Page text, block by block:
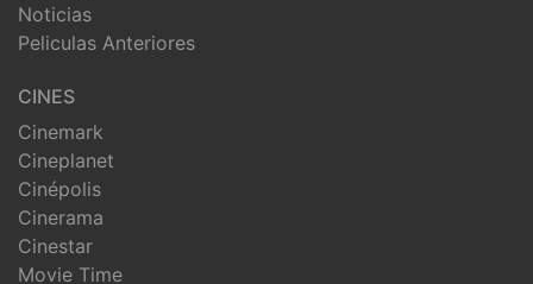
Noticias
Peliculas Anteriores
CINES
Cinemark
Cineplanet
Cinépolis
Cinerama
Cinestar
Movie Time